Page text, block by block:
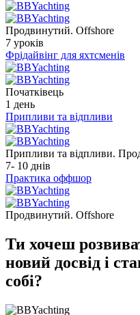
Продвинутий. Offshore
7 уроків
Фрідайвінг для яхтсменів
Початківець
1 день
Припливи та відпливи
Припливи та відпливи.
7- 10 днів
Практика оффшор
Продвинутий. Offshore
Ти хочеш
новий досвід і
собі?